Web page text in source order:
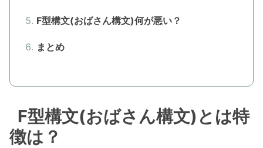
F型構文(おばさん構文)何が悪い？
まとめ
F型構文(おばさん構文)とは特
徴は？